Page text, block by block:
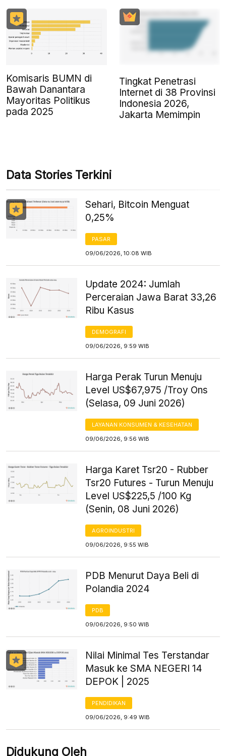
Komisaris BUMN di
Bawah Danantara
Mayoritas Politikus
pada 2025
Tingkat Penetrasi
Internet di 38 Provinsi
Indonesia 2026,
Jakarta Memimpin
Data Stories Terkini
Sehari, Bitcoin Menguat
0,25%
PASAR
09/06/2026, 10:08 WIB
Update 2024: Jumlah
Perceraian Jawa Barat 33,26
Ribu Kasus
DEMOGRAFI
09/06/2026, 9:59 WIB
Harga Perak Turun Menuju
Level US$67,975 /Troy Ons
(Selasa, 09 Juni 2026)
LAYANAN KONSUMEN & KESEHATAN
09/06/2026, 9:56 WIB
Harga Karet Tsr20 - Rubber
Tsr20 Futures - Turun Menuju
Level US$225,5 /100 Kg
(Senin, 08 Juni 2026)
AGROINDUSTRI
09/06/2026, 9:55 WIB
PDB Menurut Daya Beli di
Polandia 2024
PDB
09/06/2026, 9:50 WIB
Nilai Minimal Tes Terstandar
Masuk ke SMA NEGERI 14
DEPOK | 2025
PENDIDIKAN
09/06/2026, 9:49 WIB
Didukung Oleh